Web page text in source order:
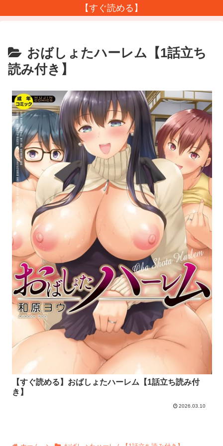
【すぐ読める】
おばしょたハーレム【1話立ち
読み付き】
【すぐ読める】おばしょたハーレム【1話立ち読み付
き】
2026.03.10